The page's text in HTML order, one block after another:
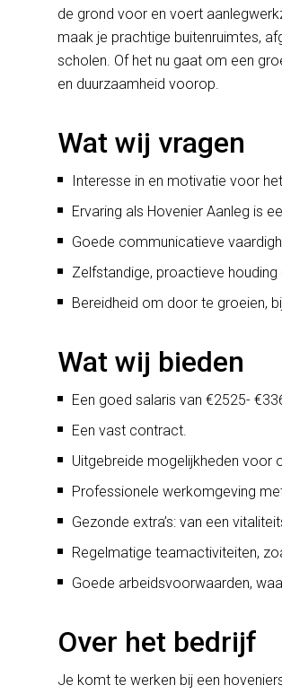
de grond voor en voert
maak je prachtige buitenruimtes,
scholen. Of het nu gaat om een
en duurzaamheid voorop.
Wat wij vragen
Interesse in en motivatie voor
Ervaring als Hovenier Aanleg is
Goede communicatieve
Zelfstandige, proactieve
Bereidheid om door te groeien,
Wat wij bieden
Een goed salaris van €2525-
Een vast contract.
Uitgebreide mogelijkheden voor
Professionele werkomgeving
Gezonde extra’s: van een
Regelmatige teamactiviteiten,
Goede arbeidsvoorwaarden,
Over het bedrijf
Je komt te werken bij een